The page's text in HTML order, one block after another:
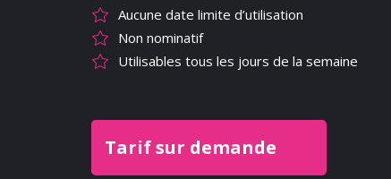
Aucune date limite d’utilisation
Non nominatif
Utilisables tous les jours de la semaine
Tarif sur demande